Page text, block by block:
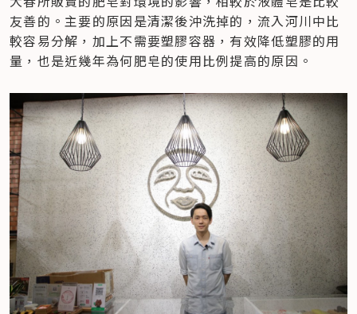
友善的。主要的原因是清潔後沖洗掉的，流入河川中比
較容易分解，加上不需要塑膠容器，有效降低塑膠的用
量，也是近幾年為何肥皂的使用比例提高的原因。